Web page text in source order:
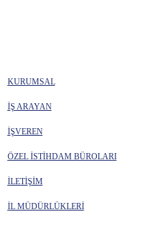
KURUMSAL
İŞ ARAYAN
İŞVEREN
ÖZEL İSTİHDAM BÜROLARI
İLETİŞİM
İL MÜDÜRLÜKLERİ